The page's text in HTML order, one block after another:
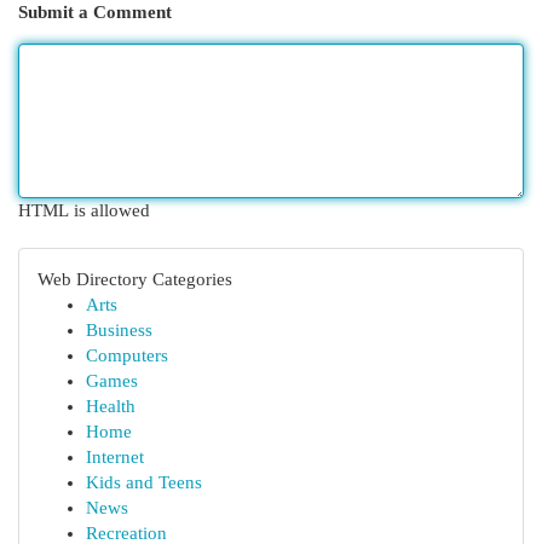
Submit a Comment
HTML is allowed
Web Directory Categories
Arts
Business
Computers
Games
Health
Home
Internet
Kids and Teens
News
Recreation